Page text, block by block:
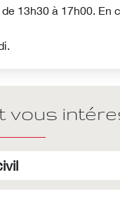
13h30 à 17h00. En
vous